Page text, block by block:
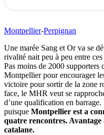
Montpellier-Perpignan
Une marée Sang et Or va se
rivalité nait peu à peu entre
Pas moins de 2000 supporters
Montpellier pour encourager
victoire pour sortir de la zone
face, le MHR veut se
d’une qualification en
puisque Montpellier est a
quatre rencontres.
catalane.